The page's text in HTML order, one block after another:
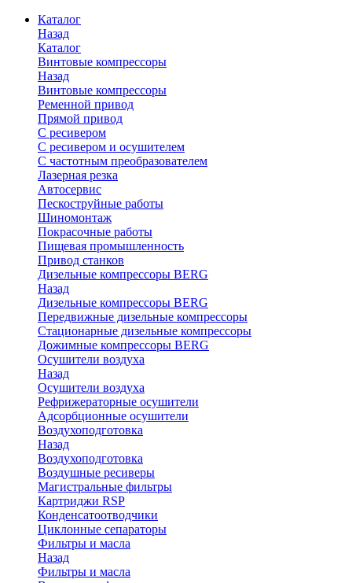
Каталог
Назад
Каталог
Винтовые компрессоры
Назад
Винтовые компрессоры
Ременной привод
Прямой привод
С ресивером
С ресивером и осушителем
С частотным преобразователем
Лазерная резка
Автосервис
Пескоструйные работы
Шиномонтаж
Покрасочные работы
Пищевая промышленность
Привод станков
Дизельные компрессоры BERG
Назад
Дизельные компрессоры BERG
Передвижные дизельные компрессоры
Стационарные дизельные компрессоры
Дожимные компрессоры BERG
Осушители воздуха
Назад
Осушители воздуха
Рефрижераторные осушители
Адсорбционные осушители
Воздухоподготовка
Назад
Воздухоподготовка
Воздушные ресиверы
Магистральные фильтры
Картриджи RSP
Конденсатоотводчики
Циклонные сепараторы
Фильтры и масла
Назад
Фильтры и масла